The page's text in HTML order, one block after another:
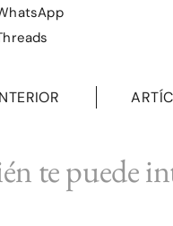
te puede